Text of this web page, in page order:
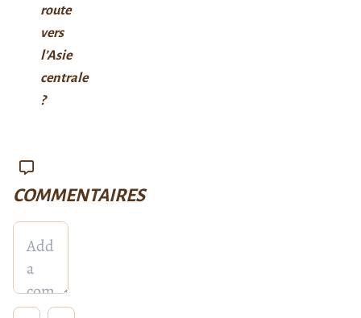
route
vers
l’Asie
centrale
?
COMMENTAIRES